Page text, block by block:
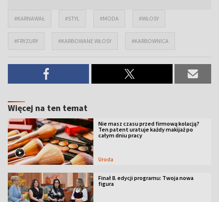
#KARNAWAŁ #STYL #MODA #WŁOSY
#FRYZURY #KARBOWANE WŁOSY #KARBOWNICA
Więcej na ten temat
Nie masz czasu przed firmową kolacją?
Ten patent uratuje każdy makijaż po
całym dniu pracy
Uroda
Finał 8. edycji programu: Twoja nowa
figura